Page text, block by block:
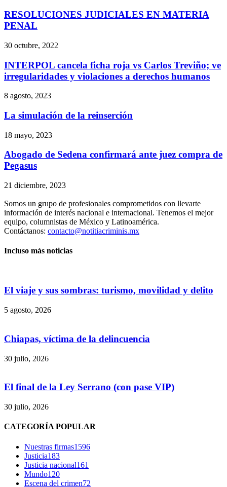
Telegram
RESOLUCIONES JUDICIALES EN MATERIA
PENAL
30 octubre, 2022
INTERPOL cancela ficha roja vs Carlos Treviño; ve
irregularidades y violaciones a derechos humanos
8 agosto, 2023
La simulación de la reinserción
18 mayo, 2023
Abogado de Sedena confirmará ante juez compra de
Pegasus
21 diciembre, 2023
Somos un grupo de profesionales comprometidos con llevarte
información de interés nacional e internacional. Tenemos el mejor
equipo, columnistas de México y Latinoamérica.
Contáctanos: contacto@notitiacriminis.mx
Incluso más noticias
El viaje y sus sombras: turismo, movilidad y delito
5 agosto, 2026
Chiapas, víctima de la delincuencia
30 julio, 2026
El final de la Ley Serrano (con pase VIP)
30 julio, 2026
CATEGORÍA POPULAR
Nuestras firmas1596
Justicia183
Justicia nacional161
Mundo120
Escena del crimen72